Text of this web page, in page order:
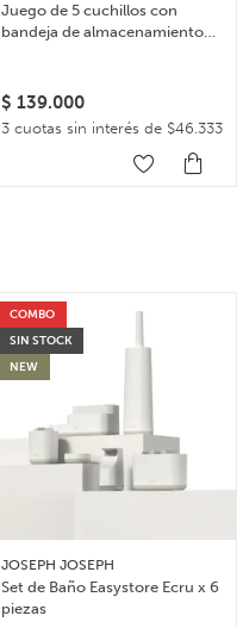
Juego de 5 cuchillos con
bandeja de almacenamiento
$ 139.000
3 cuotas sin interés de $46.333
COMBO
SIN STOCK
NEW
JOSEPH JOSEPH
Set de Baño Easystore Ecru x 6
piezas